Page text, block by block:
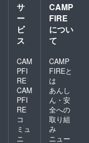
サ
ー
ビ
ス
CAM
PFI
RE
CAM
PFI
RE
コ
ミュ
ニ
CAMP
FIRE
につい
て
CAMP
FIREと
は
あんし
ん・安
全への
取り組
み
ニュー